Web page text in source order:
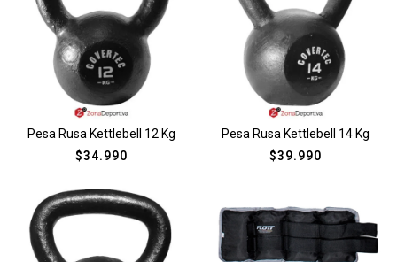
Pesa Rusa Kettlebell 12 Kg
$34.990
Pesa Rusa Kettlebell 14 Kg
$39.990